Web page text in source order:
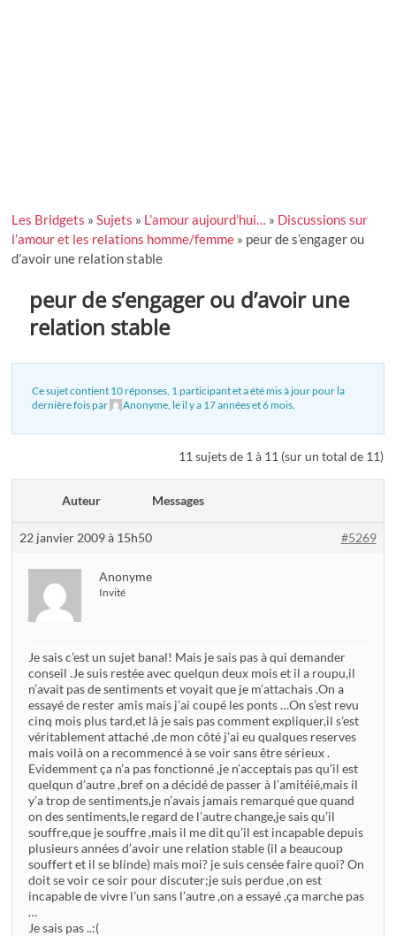
Les Bridgets »Sujets » L’amour aujourd’hui… » Discussions sur
l’amour et les relations homme/femme » peur de s’engager ou
d’avoir une relation stable
peur de s’engager ou d’avoir une
relation stable
Ce sujet contient 10 réponses, 1 participant et a été mis à jour pour la
dernière fois par
Anonyme , leil y a 17 années et 6 mois
11 sujets de 1 à 11 (sur un total de 11)
Auteur Messages
22 janvier 2009 à 15h50 #5269
Anonyme
Invité
Je sais c’est un sujet banal! Mais je sais pas à qui demander
conseil .Je suis restée avec quelqun deux mois et il a roupu,il
n’avait pas de sentiments et voyait que je m’attachais .On a
essayé de rester amis mais j’ai coupé les ponts …On s’est revu
cinq mois plus tard,et là je sais pas comment expliquer,il s’est
véritablement attaché ,de mon côté j’ai eu qualques reserves
mais voilà on a recommencé à se voir sans être sérieux .
Evidemment ça n’a pas fonctionné ,je n’acceptais pas qu’il est
quelqun d’autre ,bref on a décidé de passer à l’amitéié,mais il
y’a trop de sentiments,je n’avais jamais remarqué que quand
on des sentiments,le regard de l’autre change,je sais qu’il
souffre,que je souffre ,mais il me dit qu’il est incapable depuis
plusieurs années d’avoir une relation stable (il a beaucoup
souffert et il se blinde) mais moi? je suis censée faire quoi? On
doit se voir ce soir pour discuter;je suis perdue ,on est
incapable de vivre l’un sans l’autre ,on a essayé ,ça marche pas
…
Je sais pas ..:(